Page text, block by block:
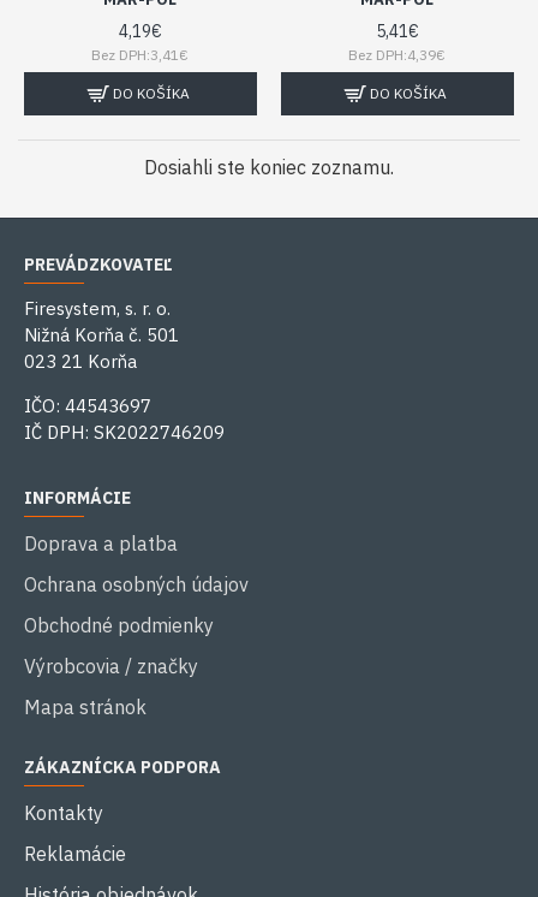
4,19€
Bez DPH:3,41€
DO KOŠÍKA
5,41€
Bez DPH:4,39€
DO KOŠÍKA
Dosiahli ste koniec zoznamu.
PREVÁDZKOVATEĽ
Firesystem, s. r. o.
Nižná Korňa č. 501
023 21 Korňa
IČO: 44543697
IČ DPH: SK2022746209
INFORMÁCIE
Doprava a platba
Ochrana osobných údajov
Obchodné podmienky
Výrobcovia / značky
Mapa stránok
ZÁKAZNÍCKA PODPORA
Kontakty
Reklamácie